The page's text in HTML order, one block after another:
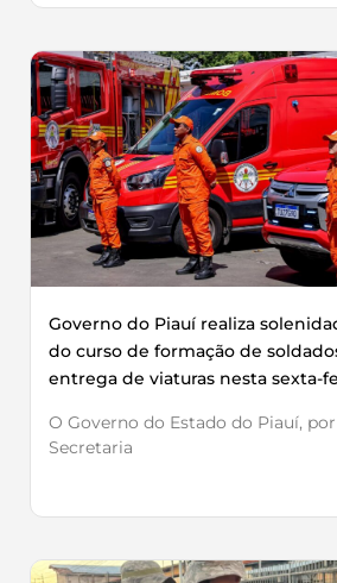
Governo do Piauí realiza
do curso de formação de
entrega de viaturas nesta sexta-
O Governo do Estado do Piauí,
Secretaria